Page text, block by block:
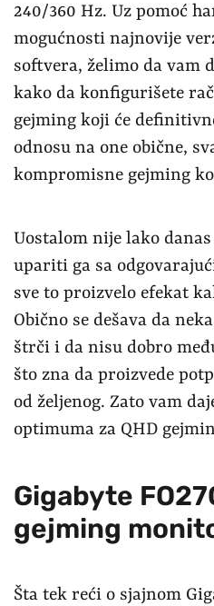
240/360 Hz. Uz pomoć
mogućnosti najnovije
softvera, želimo da vam
kako da konfigurišete
gejming koji će
odnosu na one obične,
kompromisne gejming
Uostalom nije lako
upariti ga sa
sve to proizvelo efekat
Obično se dešava da
štrči i da nisu dobro
što zna da proizvede
od željenog. Zato vam
optimuma za QHD
Gigabyte
gejming
Šta tek reći o sjajnom